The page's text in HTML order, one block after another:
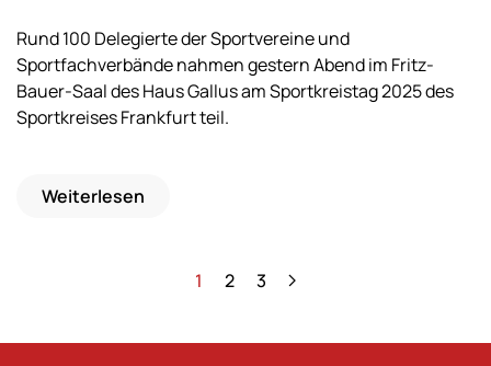
Rund 100 Delegierte der Sportvereine und
Sportfachverbände nahmen gestern Abend im Fritz-
Bauer-Saal des Haus Gallus am Sportkreistag 2025 des
Sportkreises Frankfurt teil.
Weiterlesen
1 2 3